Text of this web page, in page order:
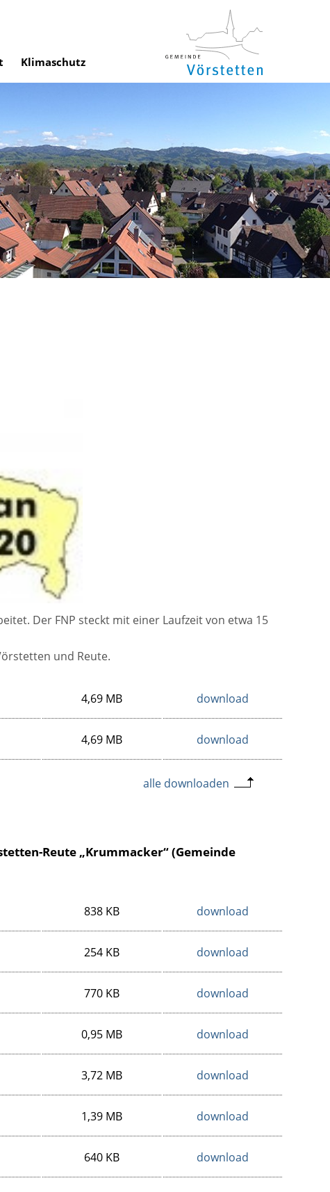
Klimaschutz
Der FNP steckt mit einer Laufzeit von etwa 15
und Reute.
4,69 MB download
4,69 MB download
alle downloaden
Reute „Krummacker“ (Gemeinde
838 KB download
254 KB download
770 KB download
0,95 MB download
3,72 MB download
1,39 MB download
640 KB download